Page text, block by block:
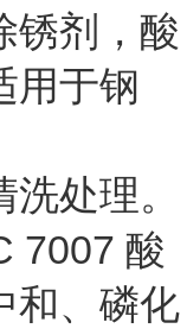
锈剂，酸
用于钢
处理。
7007 酸
和、磷化